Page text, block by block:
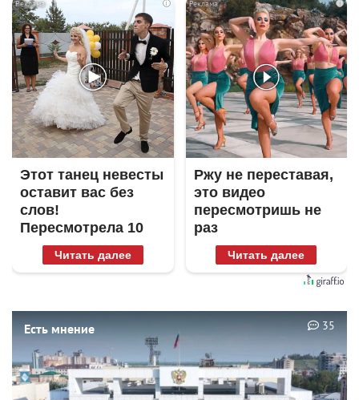
i
Этот танец невесты
оставит вас без
слов!
Пересмотрела 10
раз
Читать далее
i
Ржу не переставая,
это видео
пересмотришь не
раз
Читать далее
Есть мнение 35